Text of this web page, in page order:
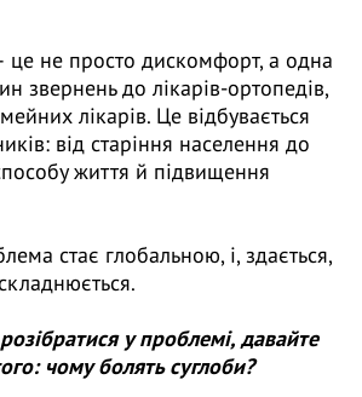
не просто дискомфорт, а одна
звернень до лікарів-ортопедів,
лікарів. Це відбувається
від старіння населення до
життя й підвищення
стає глобальною, і, здається,
у проблемі, давайте
чому болять суглоби?